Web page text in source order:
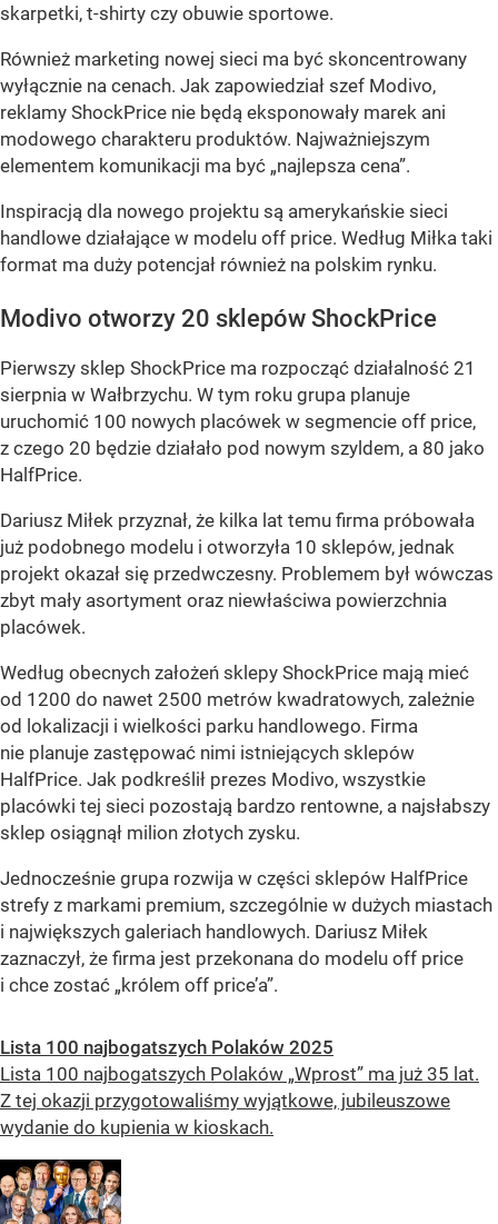
skarpetki, t-shirty czy obuwie sportowe.
Również marketing nowej sieci ma być skoncentrowany
wyłącznie na cenach. Jak zapowiedział szef Modivo,
reklamy ShockPrice nie będą eksponowały marek ani
modowego charakteru produktów. Najważniejszym
elementem komunikacji ma być „najlepsza cena”.
Inspiracją dla nowego projektu są amerykańskie sieci
handlowe działające w modelu off price. Według Miłka taki
format ma duży potencjał również na polskim rynku.
Modivo otworzy 20 sklepów ShockPrice
Pierwszy sklep ShockPrice ma rozpocząć działalność 21
sierpnia w Wałbrzychu. W tym roku grupa planuje
uruchomić 100 nowych placówek w segmencie off price,
z czego 20 będzie działało pod nowym szyldem, a 80 jako
HalfPrice.
Dariusz Miłek przyznał, że kilka lat temu firma próbowała
już podobnego modelu i otworzyła 10 sklepów, jednak
projekt okazał się przedwczesny. Problemem był wówczas
zbyt mały asortyment oraz niewłaściwa powierzchnia
placówek.
Według obecnych założeń sklepy ShockPrice mają mieć
od 1200 do nawet 2500 metrów kwadratowych, zależnie
od lokalizacji i wielkości parku handlowego. Firma
nie planuje zastępować nimi istniejących sklepów
HalfPrice. Jak podkreślił prezes Modivo, wszystkie
placówki tej sieci pozostają bardzo rentowne, a najsłabszy
sklep osiągnął milion złotych zysku.
Jednocześnie grupa rozwija w części sklepów HalfPrice
strefy z markami premium, szczególnie w dużych miastach
i największych galeriach handlowych. Dariusz Miłek
zaznaczył, że firma jest przekonana do modelu off price
i chce zostać „królem off price’a”.
Lista 100 najbogatszych Polaków 2025
Lista 100 najbogatszych Polaków „Wprost” ma już 35 lat.
Z tej okazji przygotowaliśmy wyjątkowe, jubileuszowe
wydanie do kupienia w kioskach.